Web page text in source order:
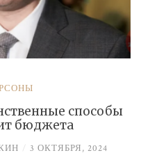
способы
бюджета
/ 3 ОКТЯБРЯ, 2024